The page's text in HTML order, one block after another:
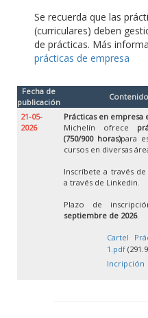
Se recuerda que las
(curriculares) deben
de prácticas. Más
prácticas de empresa
Fecha de
publicación
21-05-
2026
Prácticas en empresa
Michelín ofrece
(750/900 horas)para
cursos en diversas
Inscríbete a través
a través de Linkedin.
Plazo de
septiembre de 2026.
Cartel
1.pdf
Incripción